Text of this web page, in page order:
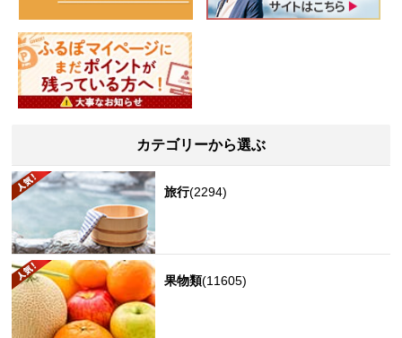
カテゴリーから選ぶ
旅行(2294)
果物類(11605)